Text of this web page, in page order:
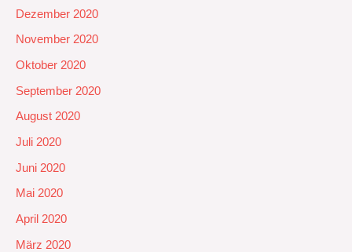
Dezember 2020
November 2020
Oktober 2020
September 2020
August 2020
Juli 2020
Juni 2020
Mai 2020
April 2020
März 2020